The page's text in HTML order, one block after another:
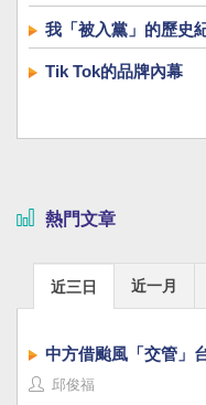
我「被入黨」的歷史
Tik Tok的品牌內幕
熱門文章
近三日 近一月
中方借颱風「交管」
邱俊福